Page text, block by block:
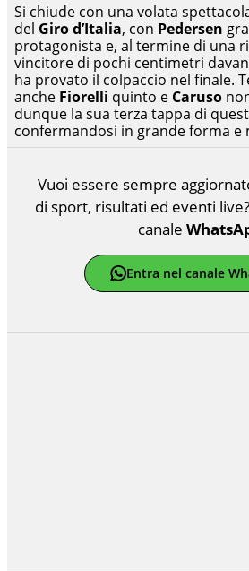
Si chiude con una volata
del Giro d’Italia, con Pedersen
protagonista e, al termine di una
vincitore di pochi centimetri
ha provato il colpaccio nel finale.
anche Fiorelli quinto e Caruso
dunque la sua terza tappa di
confermandosi in grande forma e
Vuoi essere sempre
di sport, risultati ed eventi
canale
Entra nel canale